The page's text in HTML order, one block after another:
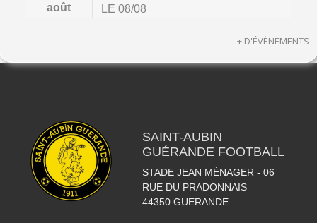
août LE 08/08
+ D'ÉVÈNEMENTS
SAINT-AUBIN
GUÉRANDE FOOTBALL
STADE JEAN MÉNAGER - 06
RUE DU PRADONNAIS
44350 GUERANDE